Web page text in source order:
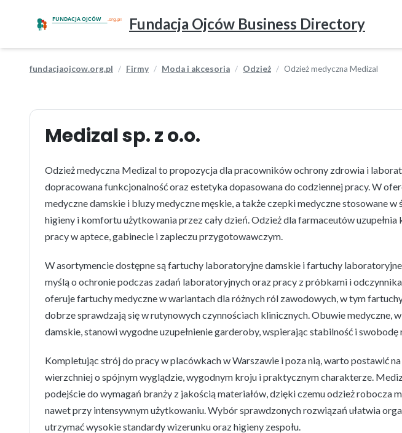
Fundacja Ojców Business Directory
fundacjaojcow.org.pl Firmy Moda i akcesoria Odzież Odzież medyczna Medizal
Medizal sp. z o.o.
Odzież medyczna Medizal to propozycja dla pracowników ochrony zdrowia i
dopracowana funkcjonalność oraz estetyka dopasowana do codziennej pracy. W
medyczne damskie i bluzy medyczne męskie, a także czepki medyczne stosowane
higieny i komfortu użytkowania przez cały dzień. Odzież dla farmaceutów
pracy w aptece, gabinecie i zapleczu przygotowawczym.
W asortymencie dostępne są fartuchy laboratoryjne damskie i fartuchy
myślą o ochronie podczas zadań laboratoryjnych oraz pracy z próbkami i
oferuje fartuchy medyczne w wariantach dla różnych ról zawodowych, w tym
dobrze sprawdzają się w rutynowych czynnościach klinicznych. Obuwie medyczne,
damskie, stanowi wygodne uzupełnienie garderoby, wspierając stabilność i swobodę
Kompletując strój do pracy w placówkach w Warszawie i poza nią, warto postawić
wierzchniej o spójnym wyglądzie, wygodnym kroju i praktycznym charakterze.
podejście do wymagań branży z jakością materiałów, dzięki czemu odzież robocza
nawet przy intensywnym użytkowaniu. Wybór sprawdzonych rozwiązań ułatwia
utrzymać wysokie standardy wizerunku oraz higieny zespołu.